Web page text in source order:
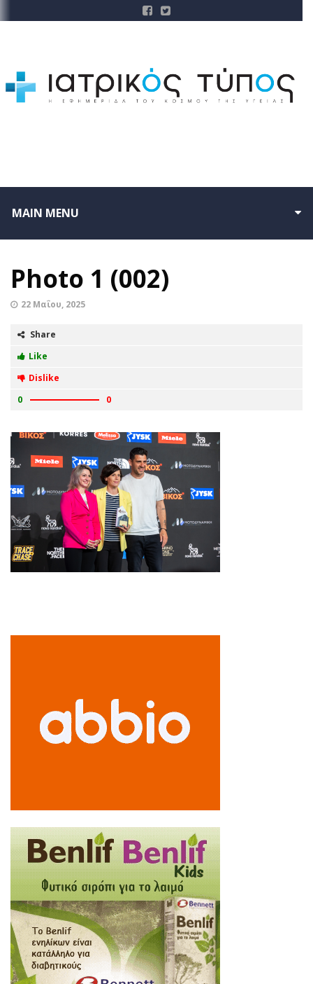
MAIN MENU
Photo 1 (002)
22 Μαΐου, 2025
Share
Like
Dislike
0
0